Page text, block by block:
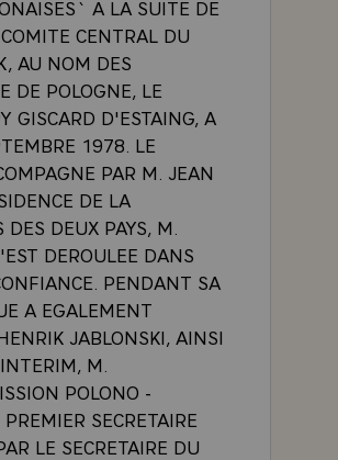
A LA SUITE DE
CENTRAL DU
AU NOM DES
DE POLOGNE, LE
GISCARD D'ESTAING, A
1978. LE
PAR M. JEAN
DE LA
DEUX PAYS, M.
DEROULEE DANS
PENDANT SA
A EGALEMENT
JABLONSKI, AINSI
M.
POLONO -
SECRETAIRE
LE SECRETAIRE DU